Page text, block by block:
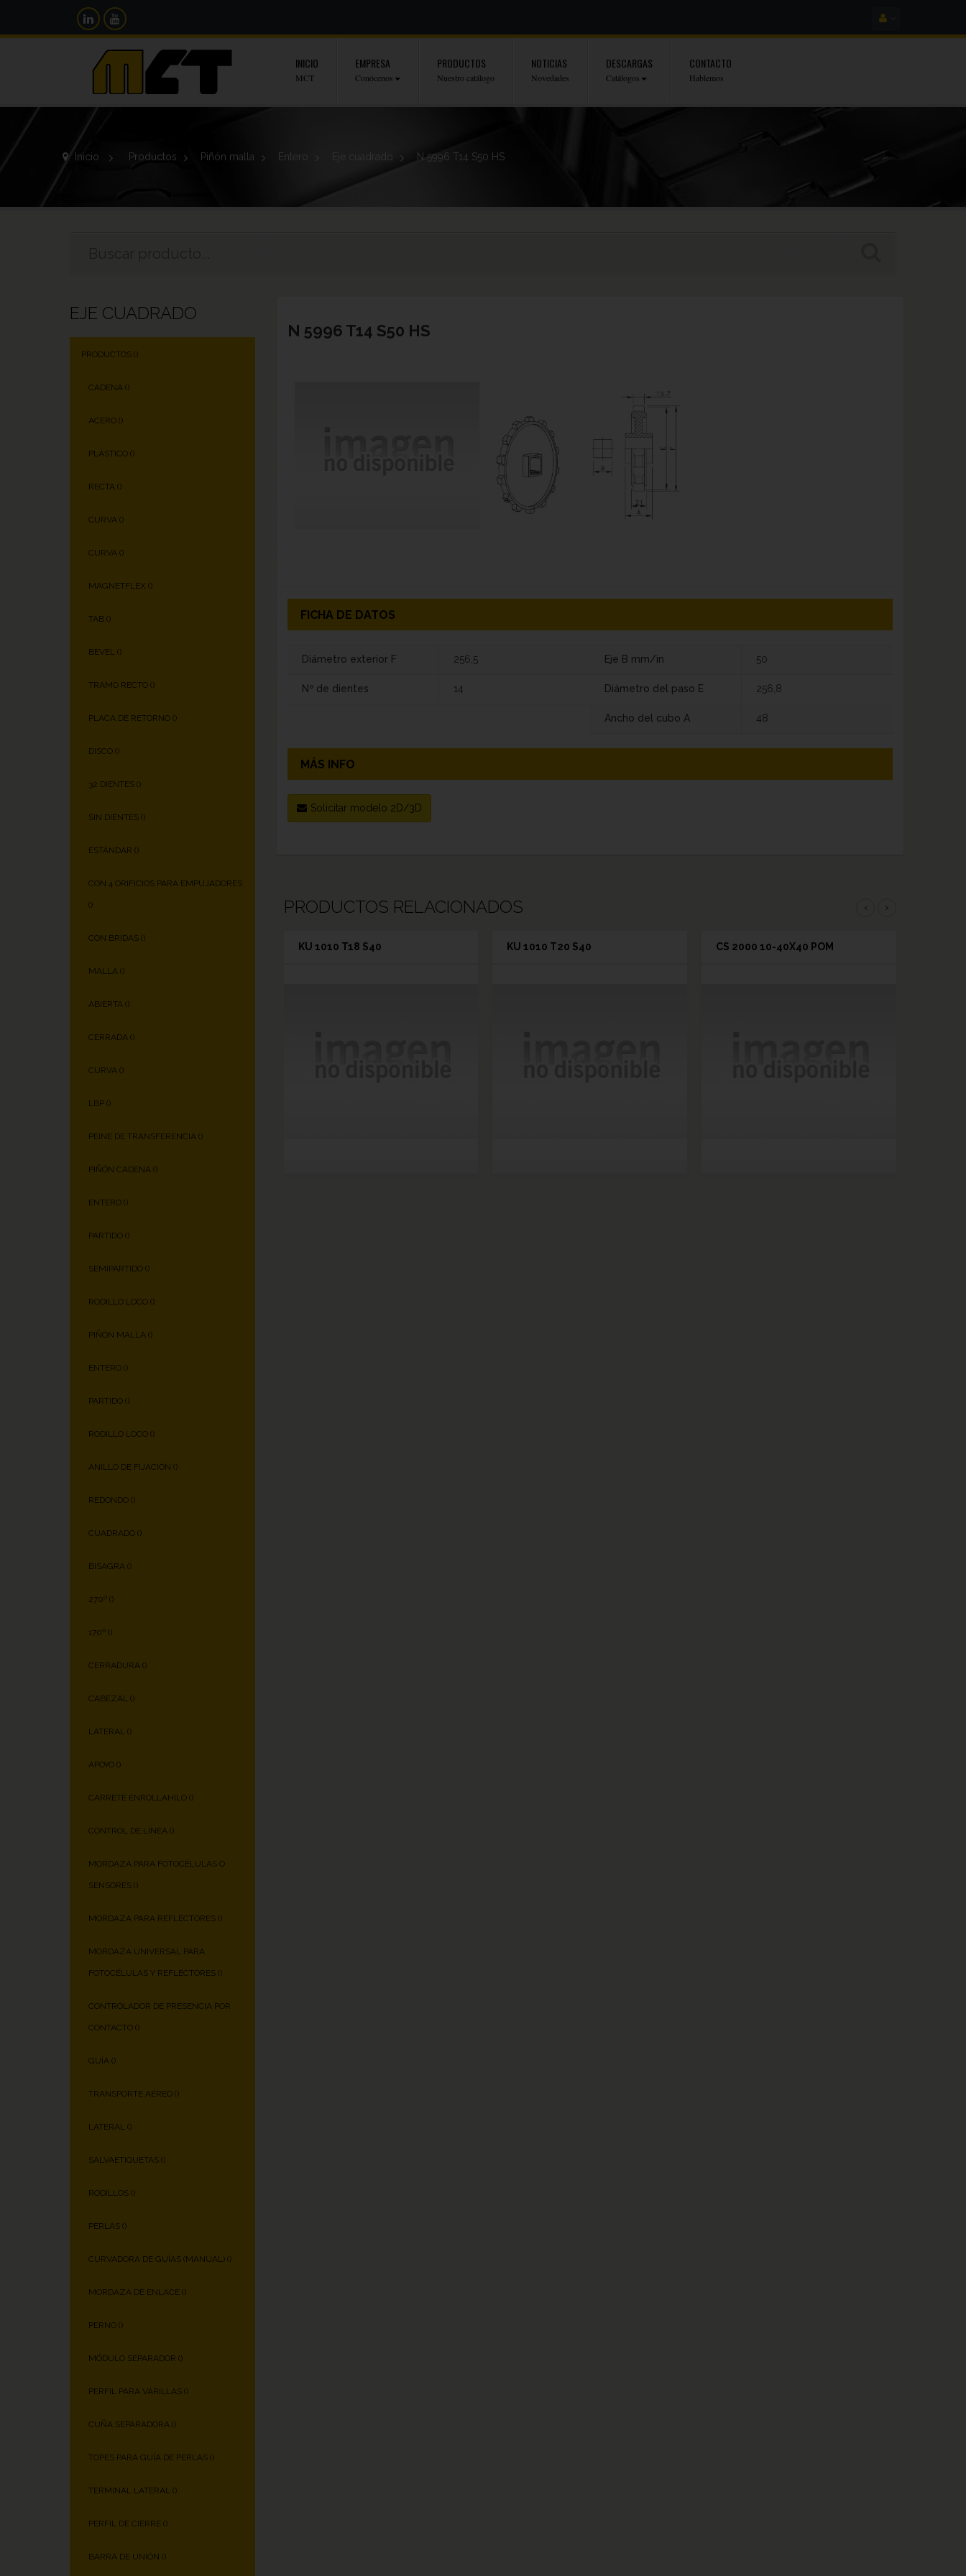
INICIO
MCT
EMPRESA
Conócenos
PRODUCTOS
Nuestro catálogo
NOTICIAS
Novedades
DESCARGAS
Catálogos
CONTACTO
Hablemos
Inicio > Productos > Piñón malla > Entero > Eje cuadrado > N 5996 T14 S50 HS
EJE CUADRADO
PRODUCTOS ()
CADENA ()
ACERO ()
PLÁSTICO ()
RECTA ()
CURVA ()
CURVA ()
MAGNETFLEX ()
TAB ()
BEVEL ()
TRAMO RECTO ()
PLACA DE RETORNO ()
DISCO ()
32 DIENTES ()
SIN DIENTES ()
ESTÁNDAR ()
CON 4 ORIFICIOS PARA EMPUJADORES
()
CON BRIDAS ()
MALLA ()
ABIERTA ()
CERRADA ()
CURVA ()
LBP ()
PEINE DE TRANSFERENCIA ()
PIÑÓN CADENA ()
ENTERO ()
PARTIDO ()
SEMIPARTIDO ()
RODILLO LOCO ()
PIÑÓN MALLA ()
ENTERO ()
PARTIDO ()
RODILLO LOCO ()
ANILLO DE FIJACIÓN ()
REDONDO ()
CUADRADO ()
BISAGRA ()
270º ()
170º ()
CERRADURA ()
CABEZAL ()
LATERAL ()
APOYO ()
CARRETE ENROLLAHILO ()
CONTROL DE LÍNEA ()
MORDAZA PARA FOTOCÉLULAS O
SENSORES ()
MORDAZA PARA REFLECTORES ()
MORDAZA UNIVERSAL PARA
FOTOCÉLULAS Y REFLECTORES ()
CONTROLADOR DE PRESENCIA POR
CONTACTO ()
GUÍA ()
TRANSPORTE AÉREO ()
LATERAL ()
SALVAETIQUETAS ()
RODILLOS ()
PERLAS ()
CURVADORA DE GUÍAS (MANUAL) ()
MORDAZA DE ENLACE ()
PERNO ()
MÓDULO SEPARADOR ()
PERFIL PARA VARILLAS ()
CUÑA SEPARADORA ()
TOPES PARA GUÍA DE PERLAS ()
TERMINAL LATERAL ()
PERFIL DE CIERRE ()
BARRA DE UNIÓN ()
N 5996 T14 S50 HS
FICHA DE DATOS
Diámetro exterior F 256,5
Nº de dientes 14
Eje B mm/in 50
Diámetro del paso E 256,8
Ancho del cubo A 48
MÁS INFO
Solicitar modelo 2D/3D
PRODUCTOS RELACIONADOS ‹ ›
KU 1010 T18 S40 KU 1010 T20 S40 CS 2000 10-40X40 POM